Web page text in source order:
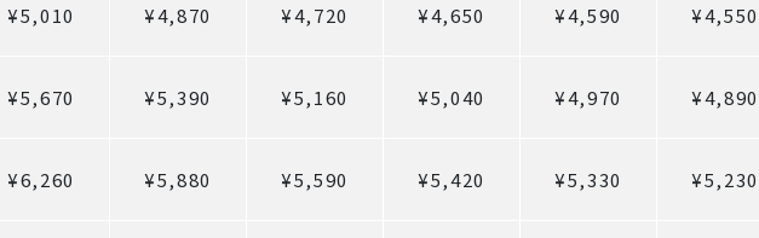
¥5,010 ¥4,870 ¥4,720 ¥4,650 ¥4,590 ¥4,550
¥5,670 ¥5,390 ¥5,160 ¥5,040 ¥4,970 ¥4,890
¥6,260 ¥5,880 ¥5,590 ¥5,420 ¥5,330 ¥5,230